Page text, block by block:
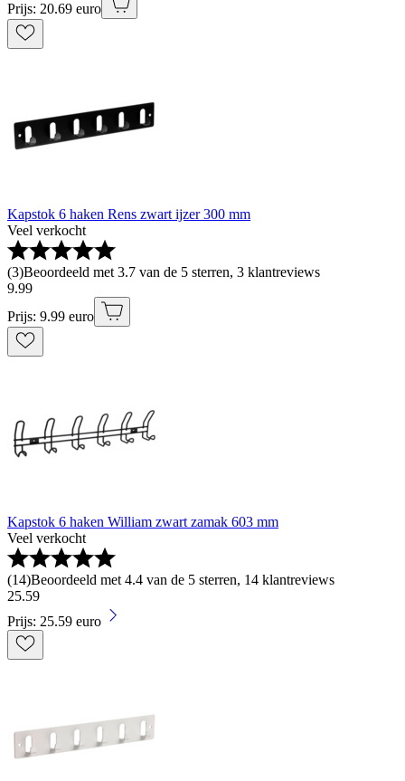
Prijs: 20.69 euro
Kapstok 6 haken Rens zwart ijzer 300 mm
Veel verkocht
(3)Beoordeeld met 3.7 van de 5 sterren, 3 klantreviews
9.99
Prijs: 9.99 euro
Kapstok 6 haken William zwart zamak 603 mm
Veel verkocht
(14)Beoordeeld met 4.4 van de 5 sterren, 14 klantreviews
25.59
Prijs: 25.59 euro